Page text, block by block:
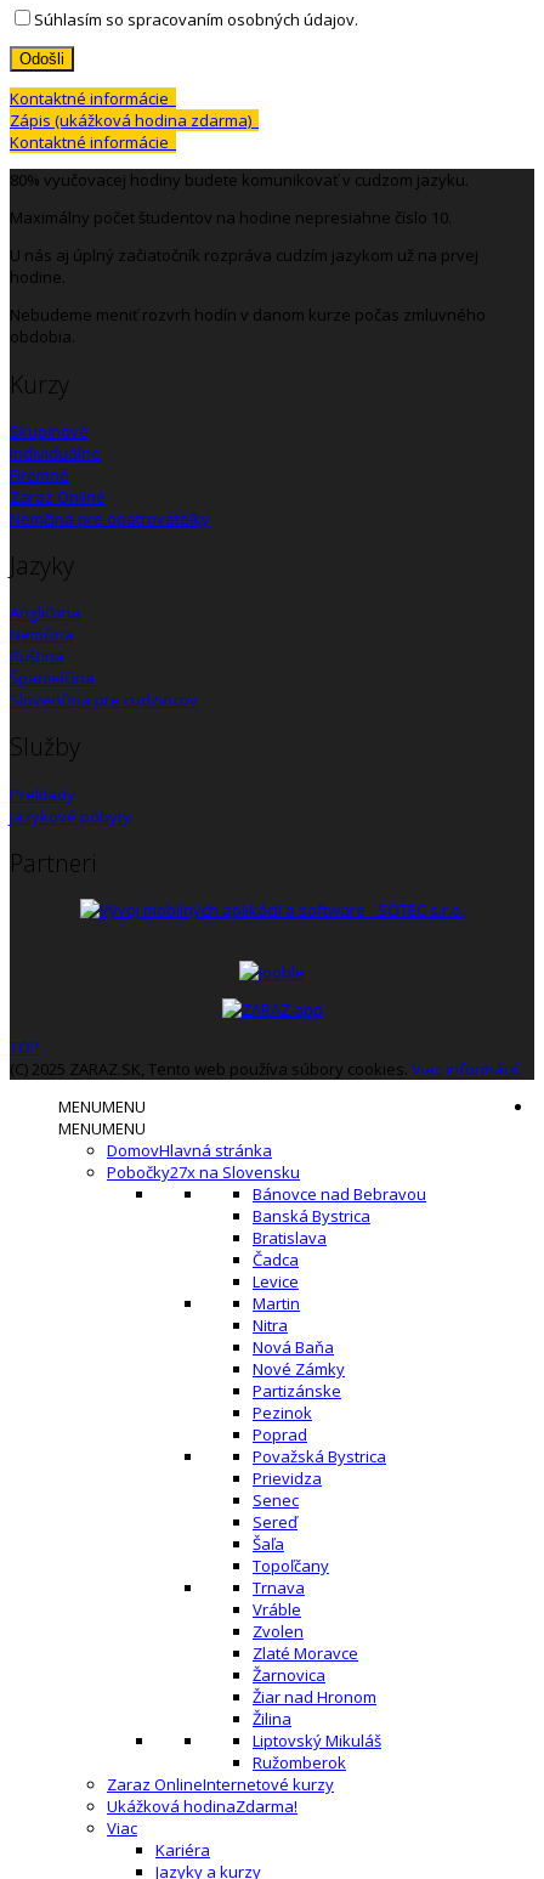
Súhlasím so spracovaním osobných údajov.
Kontaktné informácie
Zápis (ukážková hodina zdarma)
Kontaktné informácie
80% vyučovacej hodiny budete komunikovať v cudzom jazyku.
Maximálny počet študentov na hodine nepresiahne číslo 10.
U nás aj úplný začiatočník rozpráva cudzím jazykom už na prvej
hodine.
Nebudeme meniť rozvrh hodín v danom kurze počas zmluvného
obdobia.
Kurzy
Skupinové
Individuálne
Firemné
Zaraz Online
Nemčina pre opatrovateľky
Jazyky
Angličtina
Nemčina
Ruština
Španielčina
Slovenčina pre cudzincov
Služby
Preklady
Jazykové pobyty
Partneri
TOP
(C) 2025 ZARAZ.SK, Tento web používa súbory cookies. Viac informácií.
MENUMENU
MENUMENU
DomovHlavná stránka
Pobočky27x na Slovensku
Bánovce nad Bebravou
Banská Bystrica
Bratislava
Čadca
Levice
Martin
Nitra
Nová Baňa
Nové Zámky
Partizánske
Pezinok
Poprad
Považská Bystrica
Prievidza
Senec
Sereď
Šaľa
Topoľčany
Trnava
Vráble
Zvolen
Zlaté Moravce
Žarnovica
Žiar nad Hronom
Žilina
Liptovský Mikuláš
Ružomberok
Zaraz OnlineInternetové kurzy
Ukážková hodinaZdarma!
Viac
Kariéra
Jazyky a kurzy